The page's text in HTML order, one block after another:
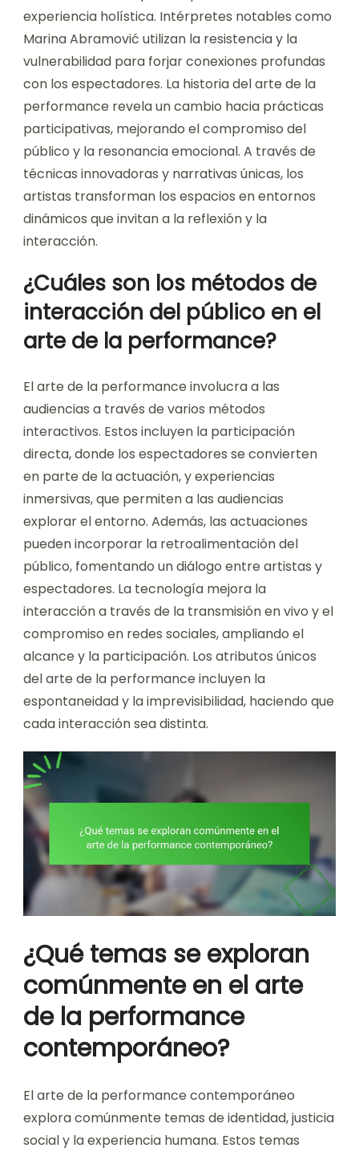
experiencia holística. Intérpretes notables como
Marina Abramović utilizan la resistencia y la
vulnerabilidad para forjar conexiones profundas
con los espectadores. La historia del arte de la
performance revela un cambio hacia prácticas
participativas, mejorando el compromiso del
público y la resonancia emocional. A través de
técnicas innovadoras y narrativas únicas, los
artistas transforman los espacios en entornos
dinámicos que invitan a la reflexión y la
interacción.
¿Cuáles son los métodos de
interacción del público en el
arte de la performance?
El arte de la performance involucra a las
audiencias a través de varios métodos
interactivos. Estos incluyen la participación
directa, donde los espectadores se convierten
en parte de la actuación, y experiencias
inmersivas, que permiten a las audiencias
explorar el entorno. Además, las actuaciones
pueden incorporar la retroalimentación del
público, fomentando un diálogo entre artistas y
espectadores. La tecnología mejora la
interacción a través de la transmisión en vivo y el
compromiso en redes sociales, ampliando el
alcance y la participación. Los atributos únicos
del arte de la performance incluyen la
espontaneidad y la imprevisibilidad, haciendo que
cada interacción sea distinta.
¿Qué temas se exploran
comúnmente en el arte
de la performance
contemporáneo?
El arte de la performance contemporáneo
explora comúnmente temas de identidad, justicia
social y la experiencia humana. Estos temas